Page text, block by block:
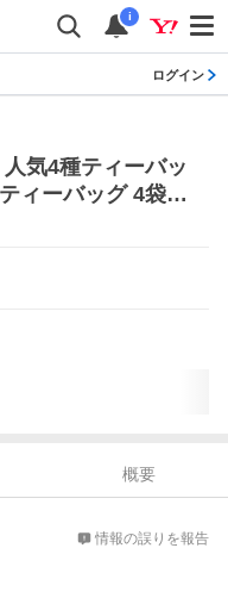
i
ログイン
気4種ティーバッ
ィーバッグ 4袋 ×
概要
情報の誤りを報告